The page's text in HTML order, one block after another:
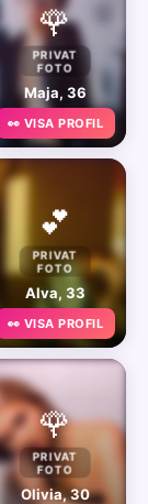
🌹
PRIVAT
FOTO
Maja, 36
👀 VISA PROFIL
💕
PRIVAT
FOTO
Alva, 33
👀 VISA PROFIL
🌹
PRIVAT
FOTO
Olivia, 30